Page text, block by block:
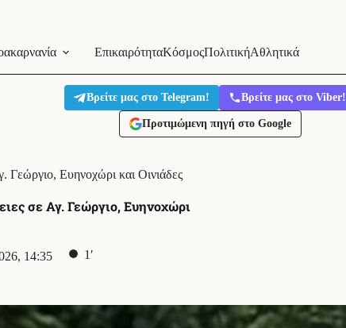
ΕπικαιρότηταΚόσμοςΠολιτικήΑθλητικά
Βρείτε μας στο Telegram! Βρείτε μας στο Viber!
Προτιμώμενη πηγή στο Google
Γεώργιο, Ευηνοχώρι και Οινιάδες
σε Αγ. Γεώργιο, Ευηνοχώρι
14:35
1′